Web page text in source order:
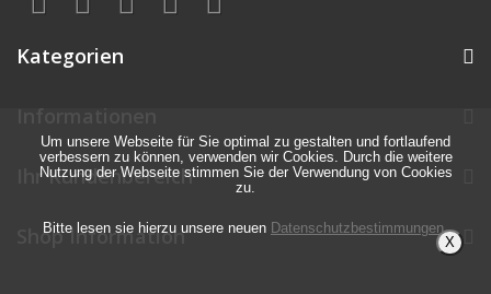
Kategorien
Informationen
Ihr Kundenbereich
Shop Information
Um unsere Webseite für Sie optimal zu gestalten und fortlaufend
verbessern zu können, verwenden wir Cookies. Durch die weitere
Nutzung der Webseite stimmen Sie der Verwendung von Cookies
zu.
Bitte lesen sie hierzu unsere neuen Datenschutzbestimmungen.
X